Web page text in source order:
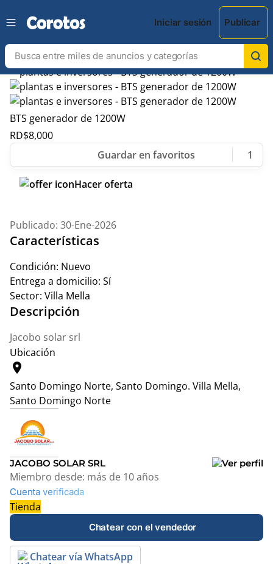
Iniciar sesión Publicar
BTS generador de 1200W
RD$8,000
1
Hacer oferta
Publicado: 30-Ene-2026
Características
Condición: Nuevo
Entrega a domicilio: Sí
Sector: Villa Mella
Descripción
Jacobo solar srl
Ubicación
location_on
Santo Domingo Norte, Santo Domingo. Villa Mella,
Santo Domingo Norte
+
−
JACOBO SOLAR SRL
Miembro desde: más de 10 años
Cuenta verificada
Tienda
Chatear con el vendedor
Chatear vía WhatsApp